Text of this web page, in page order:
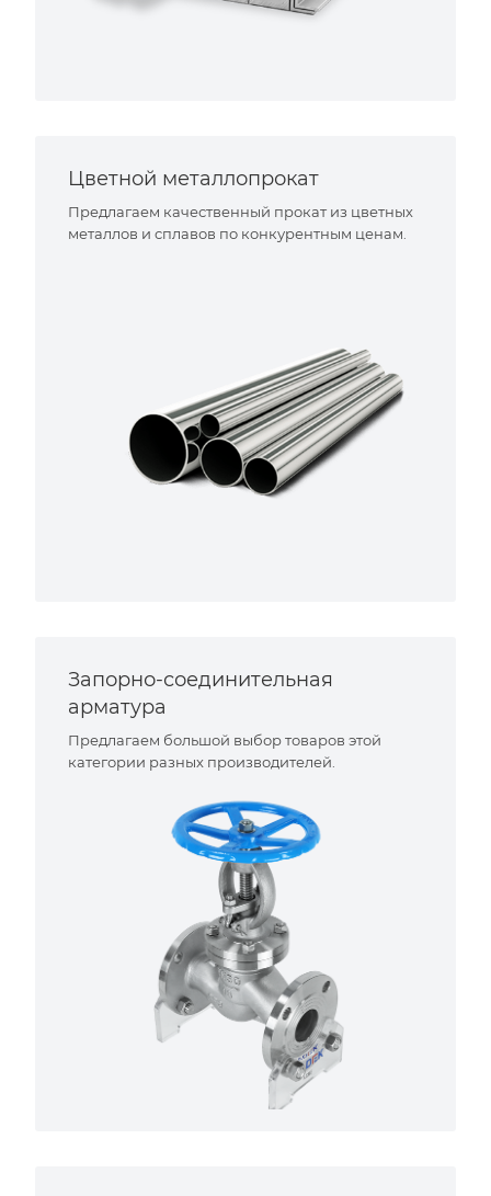
Цветной металлопрокат
Предлагаем качественный прокат из цветных
металлов и сплавов по конкурентным ценам.
Запорно-соединительная
арматура
Предлагаем большой выбор товаров этой
категории разных производителей.